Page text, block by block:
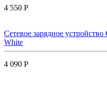
4 550 Р
Сетевое зарядное
White
4 090 Р